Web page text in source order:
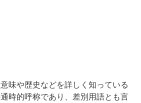
味や歴史などを詳しく知っている
時的呼称であり、差別用語とも言